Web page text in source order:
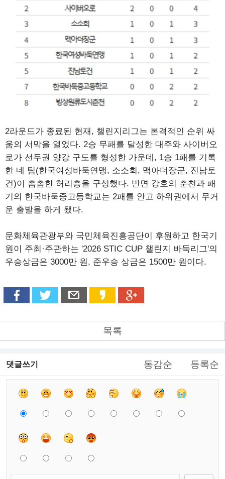
2라운드가 종료된 현재, 챌린지리그는 본격적인 순위 싸
움의 서막을 열었다. 2승 무패를 달성한 대주와 사이버오
로가 선두권 양강 구도를 형성한 가운데, 1승 1패를 기록
한 네 팀(한국여성바둑연맹, 소소회, 맥아더장군, 진남토
건)이 촘촘한 허리층을 구성했다. 반면 강호의 춘천과 패
기의 한국바둑중고등학교는 2패를 안고 하위권에서 무거
운 출발을 하게 됐다.
문화체육관광부와 국민체육진흥공단이 후원하고 한국기
원이 주최·주관하는 '2026 STIC CUP 챌린지 바둑리그'의
우승상금은 3000만 원, 준우승 상금은 1500만 원이다.
목록
댓글쓰기 동감순 등록순